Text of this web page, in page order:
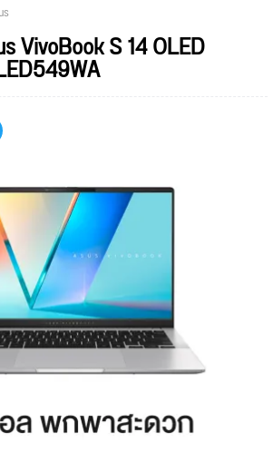
VivoBook S 14 OLED